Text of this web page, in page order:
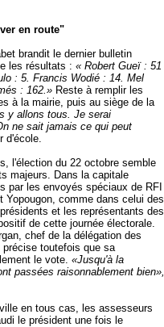
en route"
brandit le dernier bulletin
les résultats : « Robert Gueï : 51
: 5. Francis Wodié : 14. Mel
: 162.» Reste à remplir les
à la mairie, puis au siège de la
y allons tous. Je serai
ne sait jamais ce qui peut
d'école.
l'élection du 22 octobre semble
majeurs. Dans la capitale
par les envoyés spéciaux de RFI
Yopougon, comme dans celui des
et les représentants des
de cette journée électorale.
chef de la délégation des
précise toutefois que sa
le vote. «Jusqu'à la
passées raisonnablement bien»,
en tous cas, les assesseurs
le président une fois le